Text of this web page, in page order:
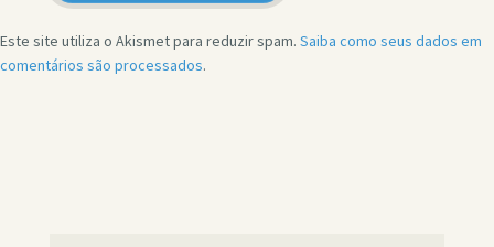
Este site utiliza o Akismet para reduzir spam. Saiba como seus dados em
comentários são processados.